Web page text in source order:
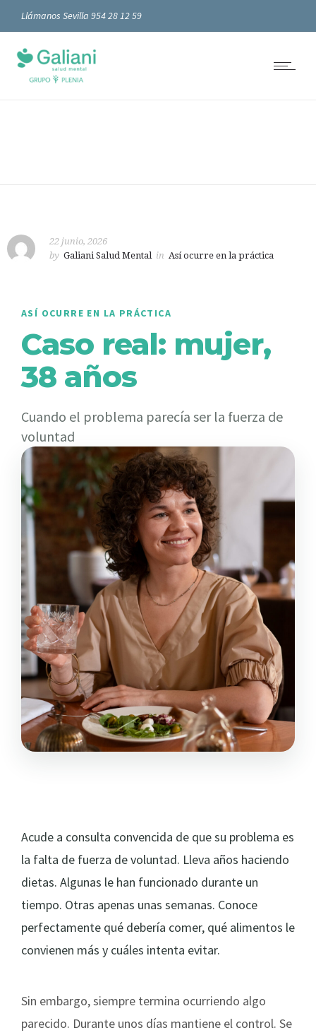
Llámanos Sevilla 954 28 12 59
22 junio, 2026
by Galiani Salud Mental in Así ocurre en la práctica
ASÍ OCURRE EN LA PRÁCTICA
Caso real: mujer,
38 años
Cuando el problema parecía ser la fuerza de
voluntad
Acude a consulta convencida de que su problema es
la falta de fuerza de voluntad. Lleva años haciendo
dietas. Algunas le han funcionado durante un
tiempo. Otras apenas unas semanas. Conoce
perfectamente qué debería comer, qué alimentos le
convienen más y cuáles intenta evitar.
Sin embargo, siempre termina ocurriendo algo
parecido. Durante unos días mantiene el control. Se